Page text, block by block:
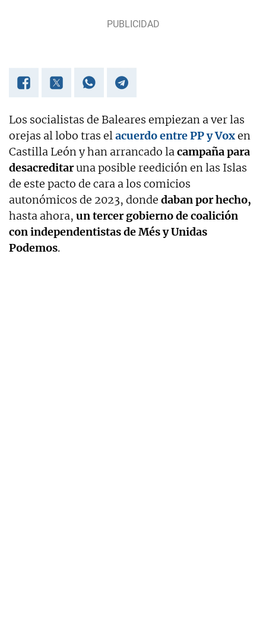
Los socialistas de Baleares empiezan a ver las
orejas al lobo tras elacuerdo entre PP y Voxen
Castilla León y han arrancado lacampaña para
desacreditaruna posible reedición en las Islas
de este pacto de cara a los comicios
autonómicos de 2023, donde daban por hecho,
hasta ahora, un tercer gobierno de coalición
con independentistas de Més y Unidas
Podemos.